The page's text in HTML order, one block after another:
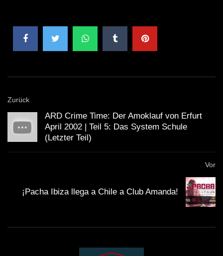
Zurück
ARD Crime Time: Der Amoklauf von Erfurt
April 2002 | Teil 5: Das System Schule
(Letzter Teil)
Vor
¡Pacha Ibiza llega a Chile a Club Amanda!